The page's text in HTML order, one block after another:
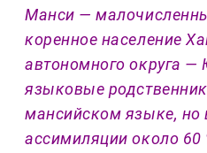
Манси —
коренное население
автономного округа
языковые
мансийском языке, но
ассимиляции около 60